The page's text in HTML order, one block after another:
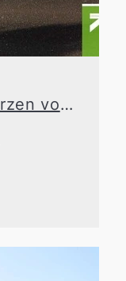
Großzügige Villa im Herzen von Angermund